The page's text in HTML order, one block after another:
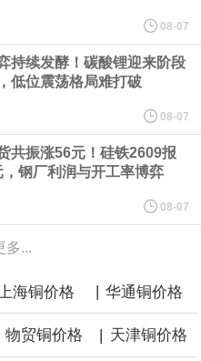
表示，在需求增加、价格走高及货源
预期第3季度营运将优于第2季度，并
）于当地时间5日发布报告称，美国海军
普级”（Trump-class）战列舰，从研发
亿美元，为美国有史以来最昂贵的水
的初步估算，首舰造价约234亿美元，
08-07
持续发酵！碳酸锂迎来阶段
低位震荡格局难打破
08-07
共振涨56元！硅铁2609报
，钢厂利润与开工率博弈
08-07
多...
上海铜价格 | 华通铜价格
物贸铜价格 | 天津铜价格